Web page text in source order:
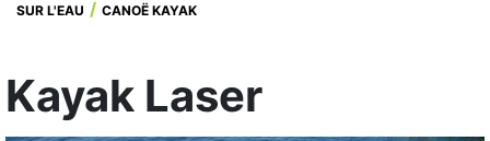
SUR L'EAU
CANOË KAYAK
Kayak Laser